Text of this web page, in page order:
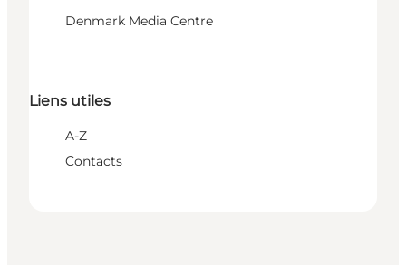
Denmark Media Centre
Liens utiles
A-Z
Contacts